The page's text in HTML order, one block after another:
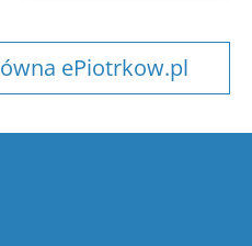
ePiotrkow.pl